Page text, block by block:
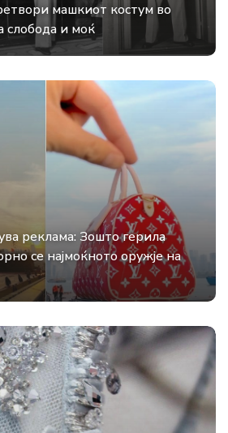
машкиот костум во
слобода и моќ
реклама: Зошто герила
се најмоќното оружје на